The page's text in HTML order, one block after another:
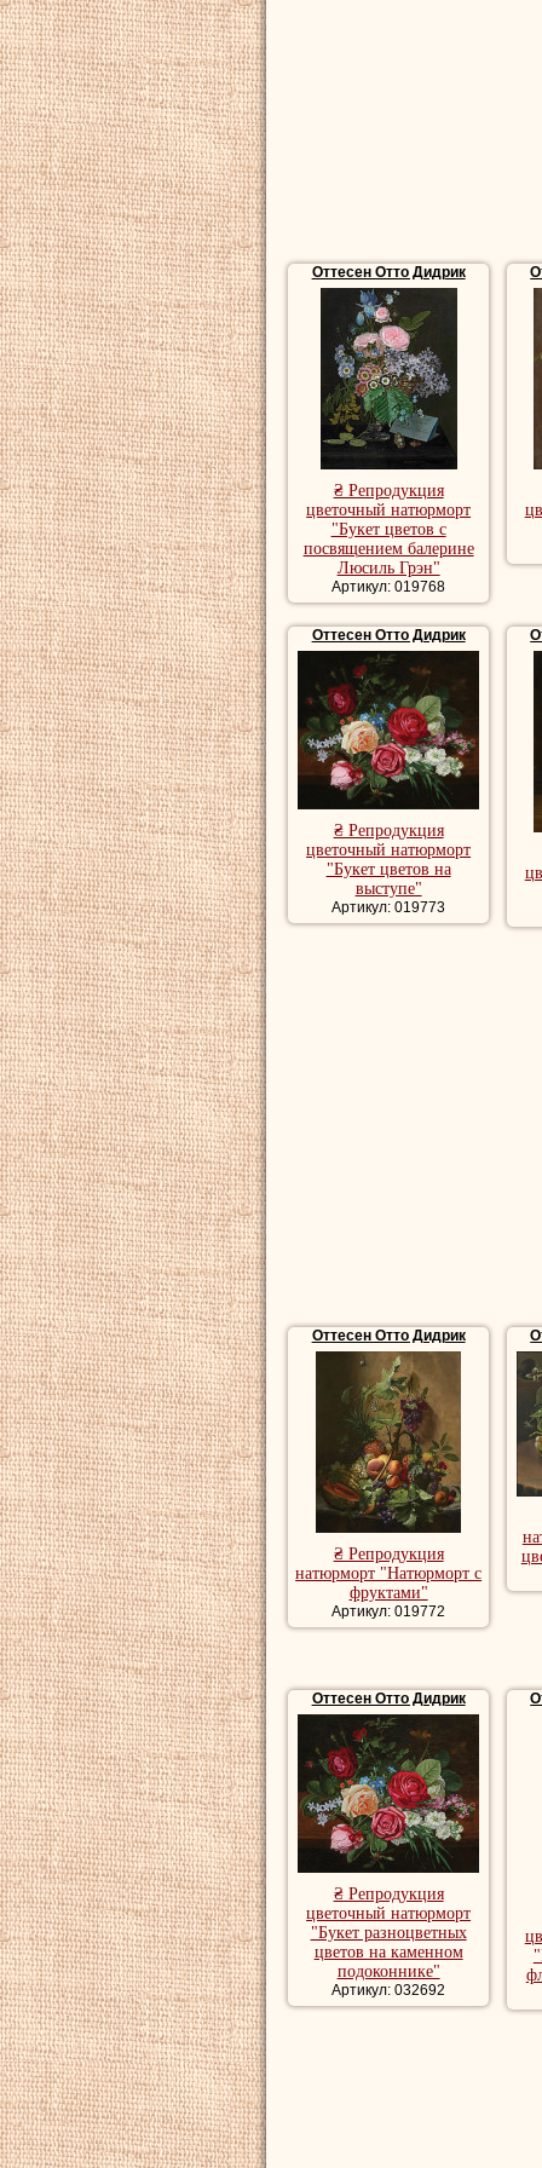
Оттесен Отто Дидрик
₴ Репродукция
цветочный натюрморт
"Букет цветов с
посвящением балерине
Люсиль Грэн"
Артикул: 019768
Оттесен Отто Дидрик
₴ Репродукция
цветочный натюрморт
"Букет цветов на
выступе"
Артикул: 019773
Оттесен Отто Дидрик
₴ Репродукция
натюрморт "Натюрморт с
фруктами"
Артикул: 019772
Оттесен Отто Дидрик
₴ Репродукция
цветочный натюрморт
"Букет разноцветных
цветов на каменном
подоконнике"
Артикул: 032692